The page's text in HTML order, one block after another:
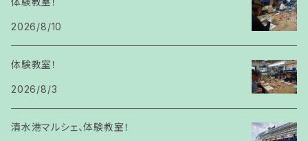
2026/8/10
体験教室！
2026/8/3
清水港マルシェ、体験教室！